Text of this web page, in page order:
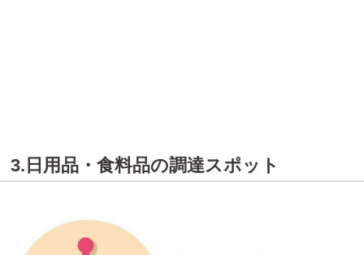
3.日用品・食料品の調達スポット